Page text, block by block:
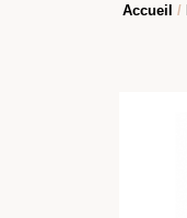
Accueil /